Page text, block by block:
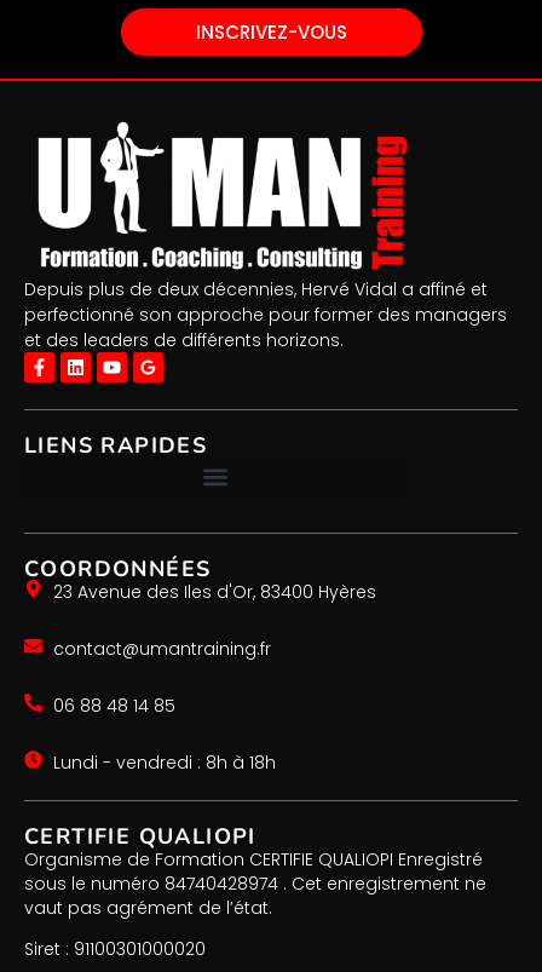
INSCRIVEZ-VOUS
Depuis plus de deux décennies, Hervé Vidal a affiné et
perfectionné son approche pour former des managers
et des leaders de différents horizons.
LIENS RAPIDES
COORDONNÉES
23 Avenue des Iles d'Or, 83400 Hyères
contact@umantraining.fr
06 88 48 14 85
Lundi - vendredi : 8h à 18h
CERTIFIE QUALIOPI
Organisme de Formation CERTIFIE QUALIOPI Enregistré
sous le numéro 84740428974 . Cet enregistrement ne
vaut pas agrément de l’état.
Siret : 91100301000020